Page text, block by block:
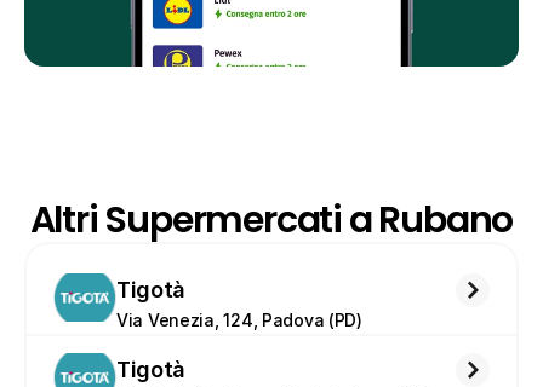
Altri Supermercati a Rubano
Tigotà
Via Venezia, 124, Padova (PD)
Tigotà